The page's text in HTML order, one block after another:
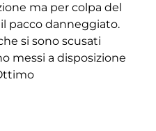
ma per colpa del
pacco danneggiato.
si sono scusati
messi a disposizione